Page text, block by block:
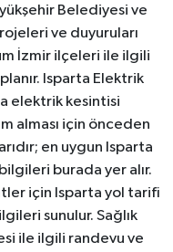
Belediyesi ve
ve duyuruları
İzmir ilçeleri ile ilgili
Isparta Elektrik
elektrik kesintisi
alması için önceden
en uygun Isparta
burada yer alır.
için Isparta yol tarifi
sunulur. Sağlık
ile ilgili randevu ve